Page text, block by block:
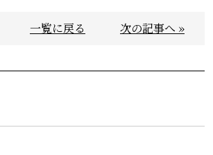
一覧に戻る 次の記事へ »